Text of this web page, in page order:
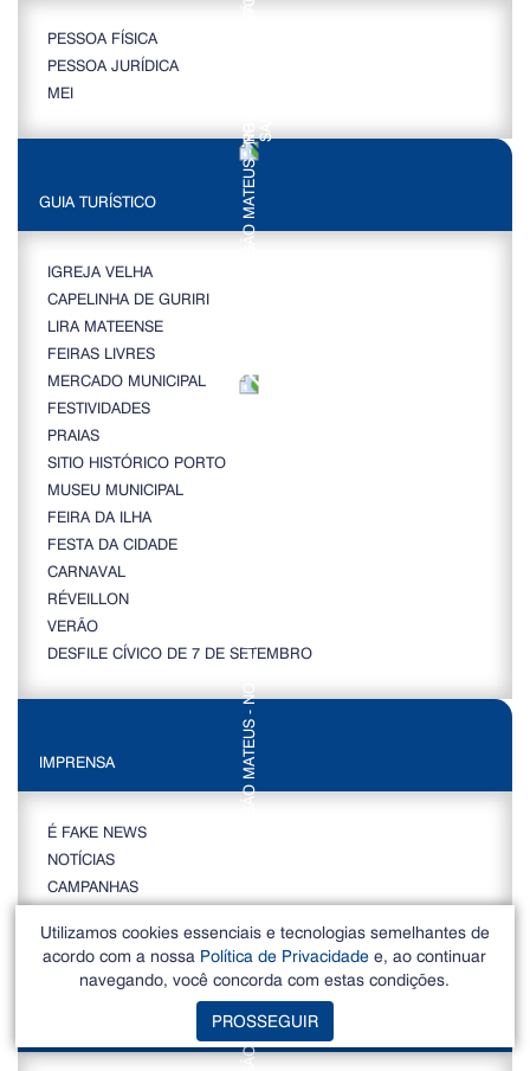
PESSOA FÍSICA
PESSOA JURÍDICA
MEI
GUIA TURÍSTICO
IGREJA VELHA
CAPELINHA DE GURIRI
LIRA MATEENSE
FEIRAS LIVRES
MERCADO MUNICIPAL
FESTIVIDADES
PRAIAS
SITIO HISTÓRICO PORTO
MUSEU MUNICIPAL
FEIRA DA ILHA
FESTA DA CIDADE
CARNAVAL
RÉVEILLON
VERÃO
DESFILE CÍVICO DE 7 DE SETEMBRO
IMPRENSA
É FAKE NEWS
NOTÍCIAS
CAMPANHAS
Utilizamos cookies essenciais e tecnologias semelhantes de
acordo com a nossa Política de Privacidade e, ao continuar
navegando, você concorda com estas condições.
PROSSEGUIR